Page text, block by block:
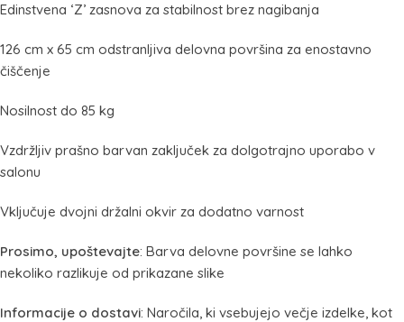
Edinstvena ‘Z’ zasnova za stabilnost brez nagibanja
126 cm x 65 cm odstranljiva delovna površina za enostavno
čiščenje
Nosilnost do 85 kg
Vzdržljiv prašno barvan zaključek za dolgotrajno uporabo v
salonu
Vključuje dvojni držalni okvir za dodatno varnost
Prosimo, upoštevajte: Barva delovne površine se lahko
nekoliko razlikuje od prikazane slike
Informacije o dostavi: Naročila, ki vsebujejo večje izdelke, kot